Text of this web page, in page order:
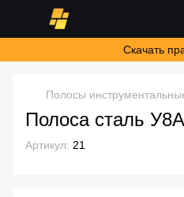
Скачать
Полосы
Полоса сталь
Артикул: 21